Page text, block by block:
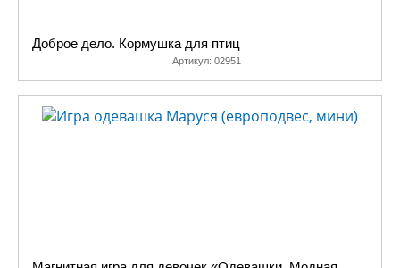
Доброе дело. Кормушка для птиц
Артикул: 02951